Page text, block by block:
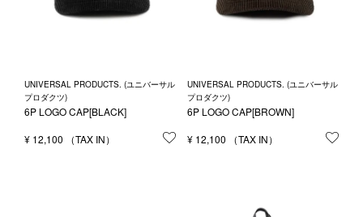
UNIVERSAL PRODUCTS. (ユニバーサル
プロダクツ)
6P LOGO CAP[BLACK]
¥ 12,100 お気に入りに登録する
UNIVERSAL PRODUCTS. (ユニバーサル
プロダクツ)
6P LOGO CAP[BROWN]
¥ 12,100